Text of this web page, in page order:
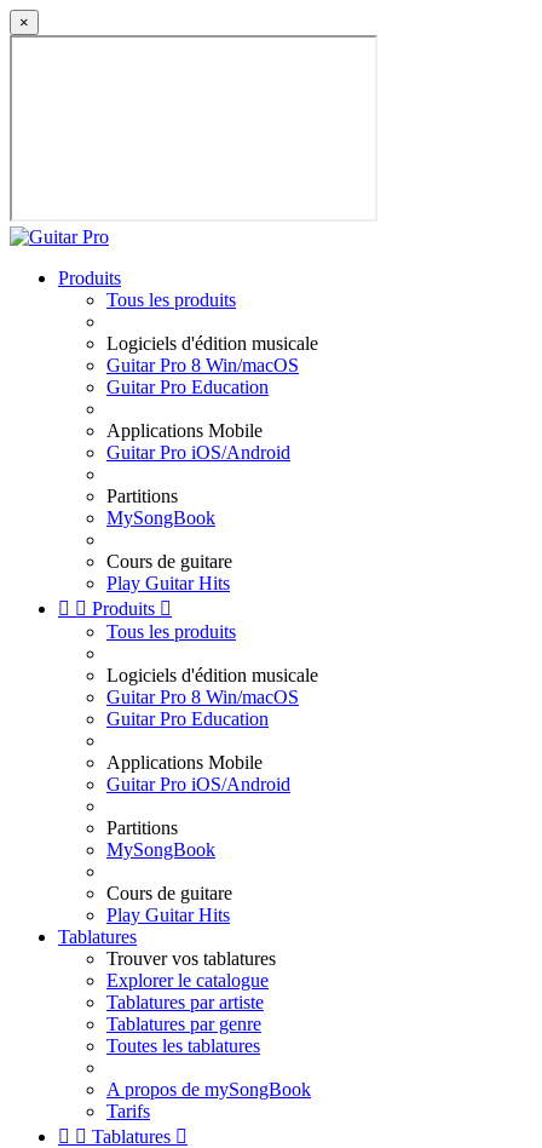
×
Produits
Tous les produits
Logiciels d'édition musicale
Guitar Pro 8 Win/macOS
Guitar Pro Education
Applications Mobile
Guitar Pro iOS/Android
Partitions
MySongBook
Cours de guitare
Play Guitar Hits
  Produits 
Tous les produits
Logiciels d'édition musicale
Guitar Pro 8 Win/macOS
Guitar Pro Education
Applications Mobile
Guitar Pro iOS/Android
Partitions
MySongBook
Cours de guitare
Play Guitar Hits
Tablatures
Trouver vos tablatures
Explorer le catalogue
Tablatures par artiste
Tablatures par genre
Toutes les tablatures
A propos de mySongBook
Tarifs
  Tablatures 